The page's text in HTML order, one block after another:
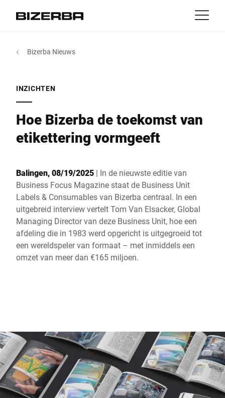
Activiteiten
Experience
Service
Over ons
MyBizerba
be
Amerika
Azië
Afrika
Wereldwijde website
Bizerba Nieuws
INZICHTEN
Hoe Bizerba de toekomst van
etikettering vormgeeft
Balingen, 08/19/2025 | In de nieuwste editie van
Business Focus Magazine staat de Business Unit
Labels & Consumables van Bizerba centraal. In een
uitgebreid interview vertelt Tom Van Elsacker, Global
Managing Director van deze Business Unit, hoe een
afdeling die in 1983 werd opgericht is uitgegroeid tot
een wereldspeler van formaat – met inmiddels een
omzet van meer dan €165 miljoen.